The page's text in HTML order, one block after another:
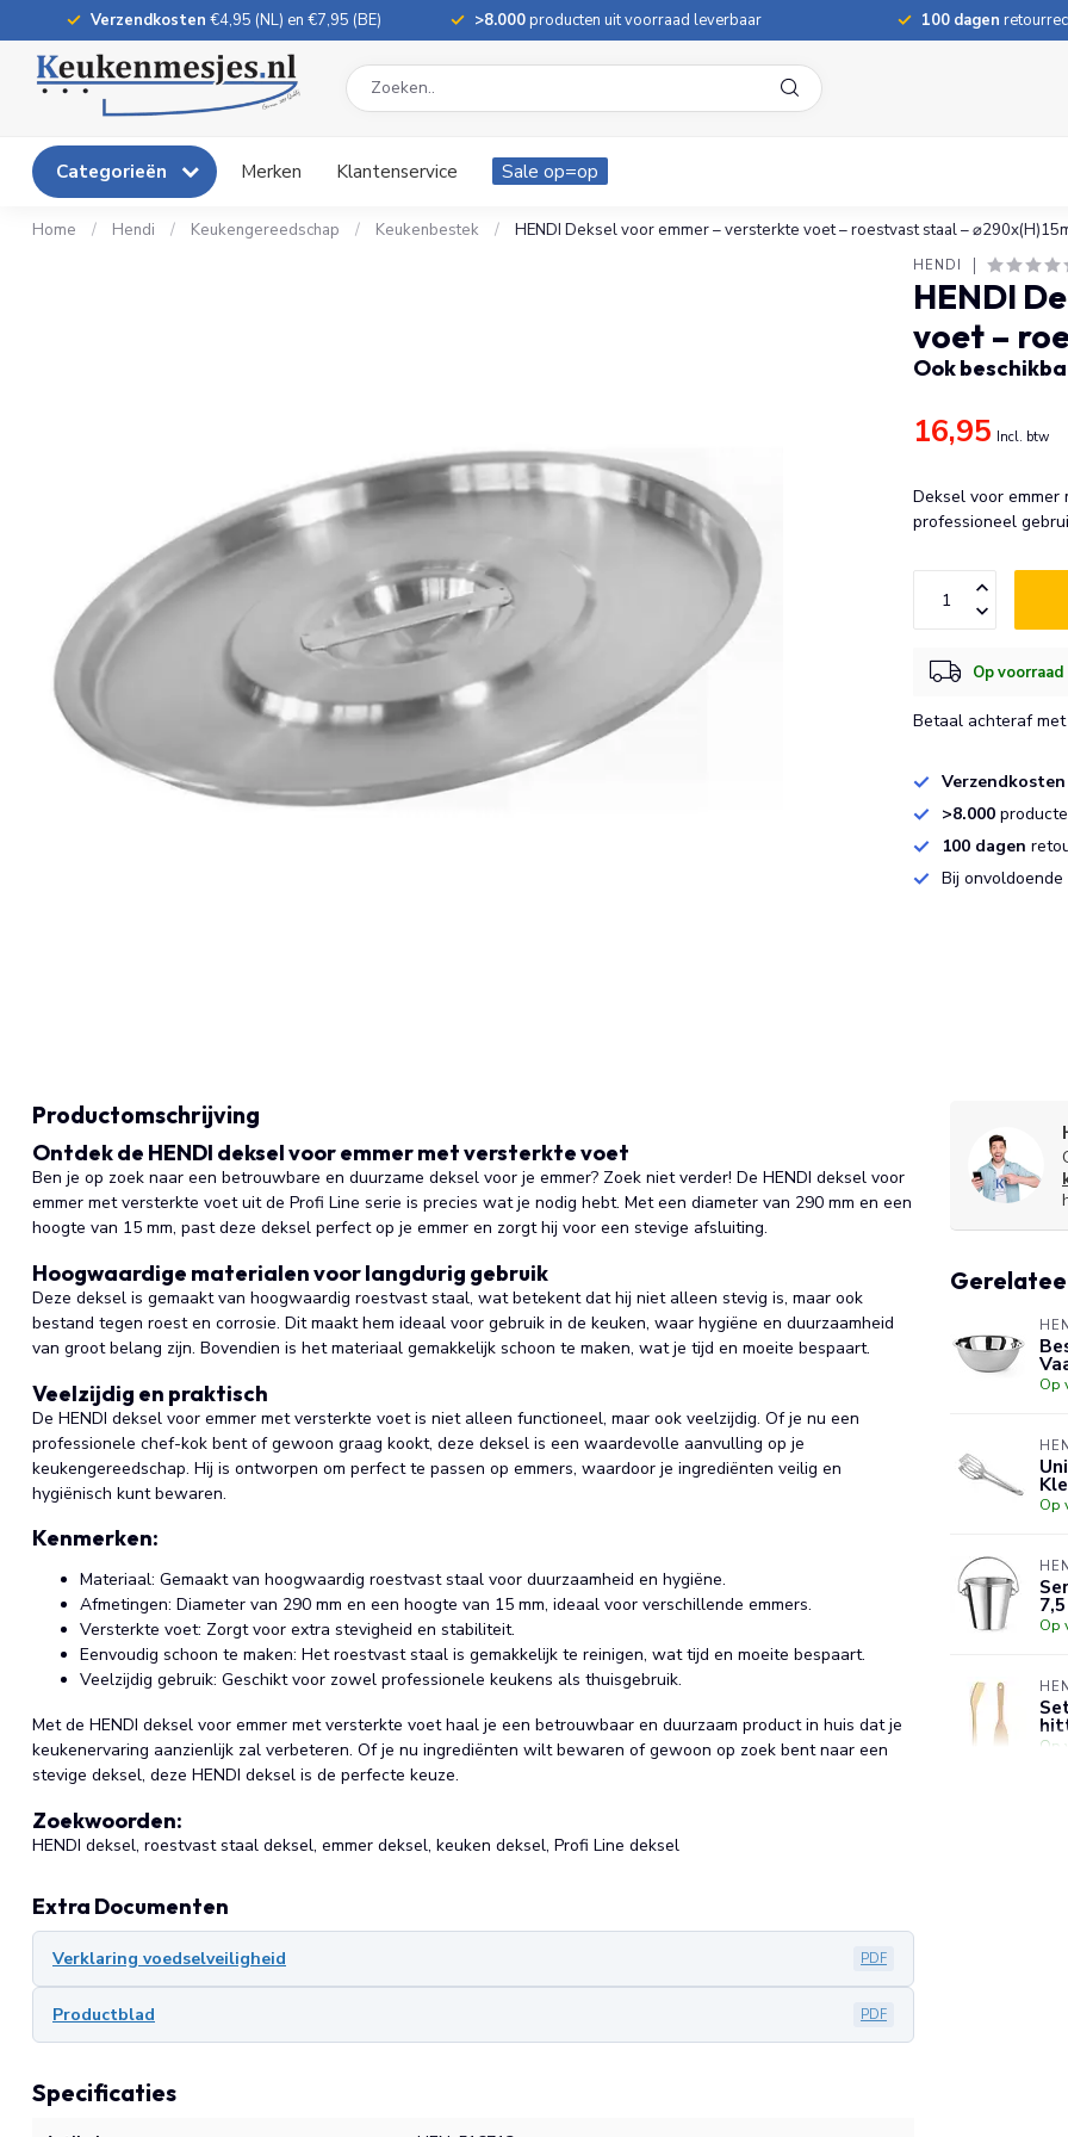
Verzendkosten €4,95 (NL) en €7,95 (BE) >8.000producten uit voorraad leverbaar 100 dagen
Categorieën Merken Klantenservice Sale op=op
Home / Hendi / Keukengereedschap / Keukenbestek / HENDI Deksel voor emmer – versterkte voet – roestvast staal –
HENDI
HENDI
voet –
Ook
16,95 Incl. btw
Deksel voor
professioneel
Op
Betaal achteraf
Verzendkosten
>8.000
100 dagen
Bij
Productomschrijving
Ontdek de HENDI deksel voor emmer met versterkte voet
Ben je op zoek naar een betrouwbare en duurzame deksel voor je emmer? Zoek niet verder! De HENDI deksel voor
emmer met versterkte voet uit de Profi Line serie is precies wat je nodig hebt. Met een diameter van 290 mm en een
hoogte van 15 mm, past deze deksel perfect op je emmer en zorgt hij voor een stevige afsluiting.
Hoogwaardige materialen voor langdurig gebruik
Deze deksel is gemaakt van hoogwaardig roestvast staal, wat betekent dat hij niet alleen stevig is, maar ook
bestand tegen roest en corrosie. Dit maakt hem ideaal voor gebruik in de keuken, waar hygiëne en duurzaamheid
van groot belang zijn. Bovendien is het materiaal gemakkelijk schoon te maken, wat je tijd en moeite bespaart.
Veelzijdig en praktisch
De HENDI deksel voor emmer met versterkte voet is niet alleen functioneel, maar ook veelzijdig. Of je nu een
professionele chef-kok bent of gewoon graag kookt, deze deksel is een waardevolle aanvulling op je
keukengereedschap. Hij is ontworpen om perfect te passen op emmers, waardoor je ingrediënten veilig en
hygiënisch kunt bewaren.
Kenmerken:
Materiaal: Gemaakt van hoogwaardig roestvast staal voor duurzaamheid en hygiëne.
Afmetingen: Diameter van 290 mm en een hoogte van 15 mm, ideaal voor verschillende emmers.
Versterkte voet: Zorgt voor extra stevigheid en stabiliteit.
Eenvoudig schoon te maken: Het roestvast staal is gemakkelijk te reinigen, wat tijd en moeite bespaart.
Veelzijdig gebruik: Geschikt voor zowel professionele keukens als thuisgebruik.
Met de HENDI deksel voor emmer met versterkte voet haal je een betrouwbaar en duurzaam product in huis dat je
keukenervaring aanzienlijk zal verbeteren. Of je nu ingrediënten wilt bewaren of gewoon op zoek bent naar een
stevige deksel, deze HENDI deksel is de perfecte keuze.
Zoekwoorden:
HENDI deksel, roestvast staal deksel, emmer deksel, keuken deksel, Profi Line deksel
Extra Documenten
Verklaring voedselveiligheid PDF
Productblad PDF
Specificaties
Op
Op
Op
Op